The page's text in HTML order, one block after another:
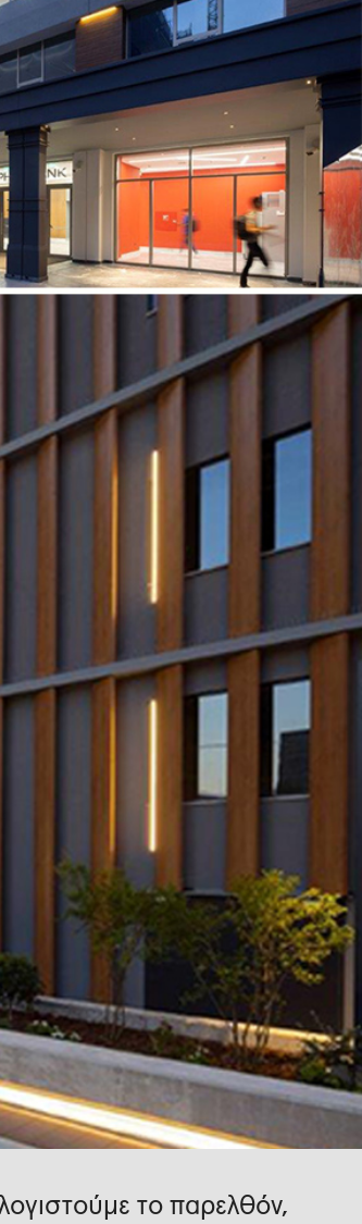
το παρελθόν,